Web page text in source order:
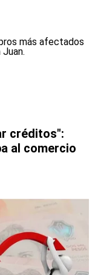
créditos":
al comercio